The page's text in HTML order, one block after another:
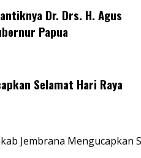
Dr. Drs. H. Agus
Papua
Selamat Hari Raya
Jembrana Mengucapkan